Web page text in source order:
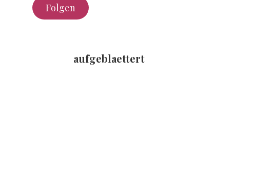
Folgen
aufgeblaettert